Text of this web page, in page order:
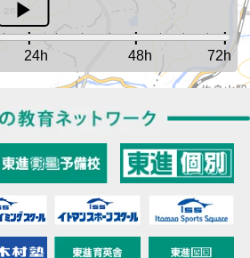
24h 48h 72h